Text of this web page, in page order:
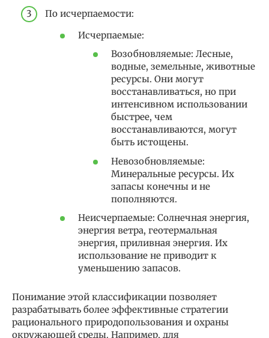
По исчерпаемости:
Исчерпаемые:
Возобновляемые: Лесные,
водные, земельные, животные
ресурсы. Они могут
восстанавливаться, но при
интенсивном использовании
быстрее, чем
восстанавливаются, могут
быть истощены.
Невозобновляемые:
Минеральные ресурсы. Их
запасы конечны и не
пополняются.
Неисчерпаемые: Солнечная энергия,
энергия ветра, геотермальная
энергия, приливная энергия. Их
использование не приводит к
уменьшению запасов.
Понимание этой классификации позволяет
разрабатывать более эффективные стратегии
рационального природопользования и охраны
окружающей среды. Например, для